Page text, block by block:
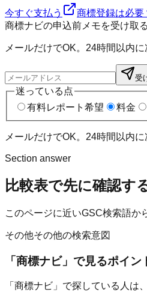
今すぐ支払う 商標登録は必要
商標ナビの申込前メモを受け取る
メールだけでOK。24時間以内
受
迷っている点
有料レポート希望
料金
メールだけでOK。24時間以内
Section answer
比較表で先に確認す
このページに近いGSC検索語か
その他その他の検索意図
「商標ナビ」で見るポイン
「商標ナビ」で探している人